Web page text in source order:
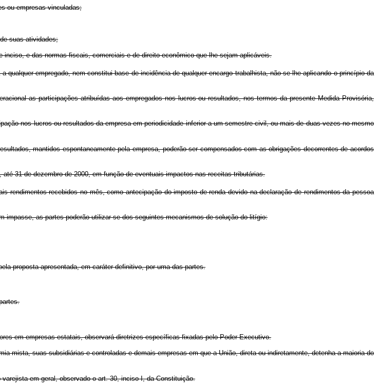
ou empresas vinculadas;
suas atividades;
e das normas fiscais, comerciais e de direito econômico que lhe sejam aplicáveis.
qualquer empregado, nem constitui base de incidência de qualquer encargo trabalhista, não se lhe aplicando o princípio da
as participações atribuídas aos empregados nos lucros ou resultados, nos termos da presente Medida Provisória,
nos lucros ou resultados da empresa em periodicidade inferior a um semestre civil, ou mais de duas vezes no mesmo
mantidos espontaneamente pela empresa, poderão ser compensados com as obrigações decorrentes de acordos
31 de dezembro de 2000, em função de eventuais impactos nas receitas tributárias.
recebidos no mês, como antecipação do imposto de renda devido na declaração de rendimentos da pessoa
as partes poderão utilizar-se dos seguintes mecanismos de solução do litígio:
proposta apresentada, em caráter definitivo, por uma das partes.
em empresas estatais, observará diretrizes específicas fixadas pelo Poder Executivo.
mista, suas subsidiárias e controladas e demais empresas em que a União, direta ou indiretamente, detenha a maioria do
em geral, observado o art. 30, inciso I, da Constituição.